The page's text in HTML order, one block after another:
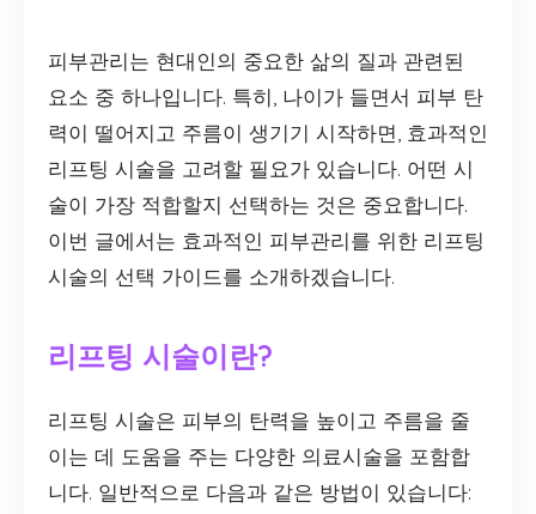
피부관리는 현대인의 중요한 삶의 질과 관련된
요소 중 하나입니다. 특히, 나이가 들면서 피부 탄
력이 떨어지고 주름이 생기기 시작하면, 효과적인
리프팅 시술을 고려할 필요가 있습니다. 어떤 시
술이 가장 적합할지 선택하는 것은 중요합니다.
이번 글에서는 효과적인 피부관리를 위한 리프팅
시술의 선택 가이드를 소개하겠습니다.
리프팅 시술이란?
리프팅 시술은 피부의 탄력을 높이고 주름을 줄
이는 데 도움을 주는 다양한 의료시술을 포함합
니다. 일반적으로 다음과 같은 방법이 있습니다: